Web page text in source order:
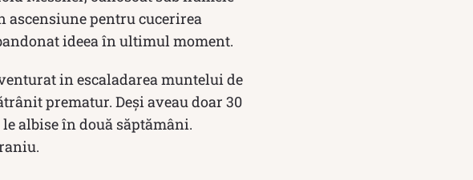
ascensiune pentru cucerirea
ideea în ultimul moment.
in escaladarea muntelui de
prematur. Deși aveau doar 30
albise în două săptă­mâni.